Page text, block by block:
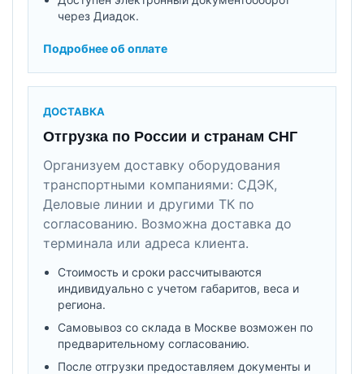
через Диадок.
Подробнее об оплате
ДОСТАВКА
Отгрузка по России и странам СНГ
Организуем доставку оборудования
транспортными компаниями: СДЭК,
Деловые линии и другими ТК по
согласованию. Возможна доставка до
терминала или адреса клиента.
Стоимость и сроки рассчитываются
индивидуально с учетом габаритов, веса и
региона.
Самовывоз со склада в Москве возможен по
предварительному согласованию.
После отгрузки предоставляем документы и